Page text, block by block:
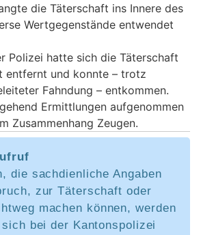
die Täterschaft ins Innere des
Wertgegenstände entwendet
Polizei hatte sich die Täterschaft
entfernt und konnte – trotz
Fahndung – entkommen.
Ermittlungen aufgenommen
Zusammenhang Zeugen.
die sachdienliche Angaben
zur Täterschaft oder
machen können, werden
bei der Kantonspolizei